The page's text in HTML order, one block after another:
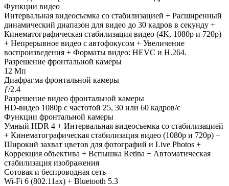
Функции видео
Интервальная видеосъемка со стабилизацией + Расширенный
динамический диапазон для видео до 30 кадров в секунду +
Кинематографическая стабилизация видео (4K, 1080p и 720p)
+ Непрерывное видео с автофокусом + Увеличение
воспроизведения + Форматы видео: HEVC и H.264.
Разрешение фронтальной камеры
12 Мп
Диафрагма фронтальной камеры
ƒ/2.4
Разрешение видео фронтальной камеры
HD-видео 1080p с частотой 25, 30 или 60 кадров/ с
Функции фронтальной камеры
Умный HDR 4 + Интервальная видеосъемка со стабилизацией
+ Кинематографическая стабилизация видео (1080p и 720p) +
Широкий захват цветов для фотографий и Live Photos +
Коррекция объектива + Вспышка Retina + Автоматическая
стабилизация изображения
Сотовая и беспроводная сеть
Wi-Fi 6 (802.11ax) + Bluetooth 5.3